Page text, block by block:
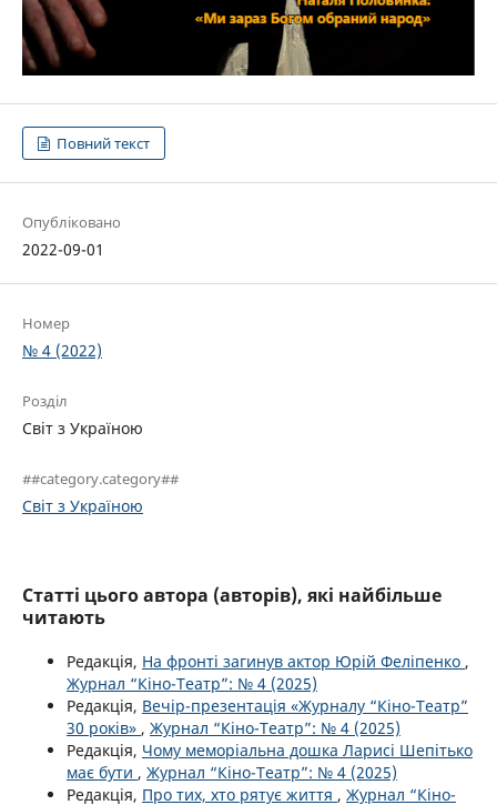
Повний текст
Опубліковано
2022-09-01
Номер
№ 4 (2022)
Розділ
Світ з Україною
##category.category##
Світ з Україною
Статті цього автора (авторів), які найбільше
читають
Редакція, На фронті загинув актор Юрій Феліпенко ,
Журнал “Кіно-Театр”: № 4 (2025)
Редакція, Вечір-презентація «Журналу “Кіно-Театр”
30 років» , Журнал “Кіно-Театр”: № 4 (2025)
Редакція, Чому меморіальна дошка Ларисі Шепітько
має бути , Журнал “Кіно-Театр”: № 4 (2025)
Редакція, Про тих, хто рятує життя , Журнал “Кіно-